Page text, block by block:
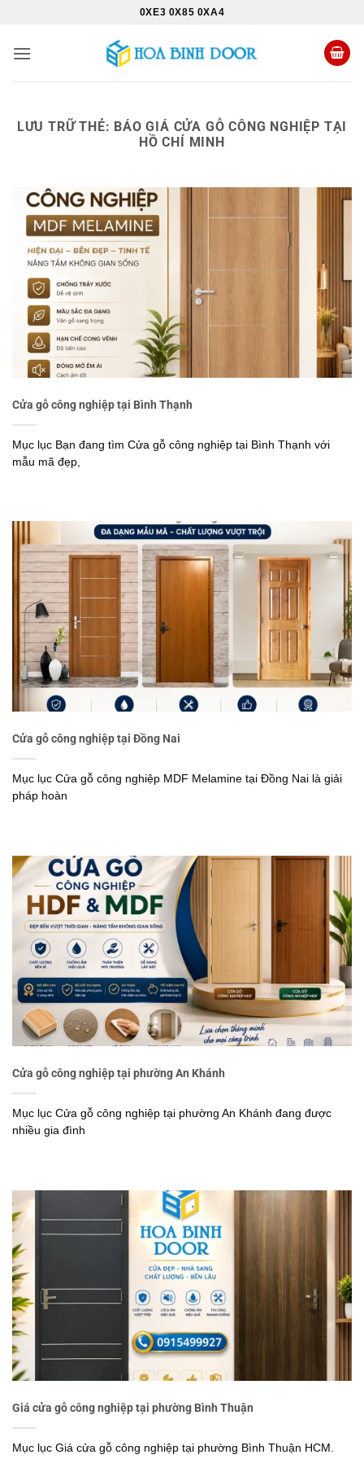
nội
0XE3 0X85 0XA4
LƯU TRỮ THẺ: BÁO GIÁ CỬA GỖ CÔNG NGHIỆP TẠI
HỒ CHÍ MINH
Cửa gỗ công nghiệp tại Bình Thạnh
Mục lục Bạn đang tìm Cửa gỗ công nghiệp tại Bình Thạnh với
mẫu mã đẹp,
Cửa gỗ công nghiệp tại Đồng Nai
Mục lục Cửa gỗ công nghiệp MDF Melamine tại Đồng Nai là giải
pháp hoàn
Cửa gỗ công nghiệp tại phường An Khánh
Mục lục Cửa gỗ công nghiệp tại phường An Khánh đang được
nhiều gia đình
Giá cửa gỗ công nghiệp tại phường Bình Thuận
Mục lục Giá cửa gỗ công nghiệp tại phường Bình Thuận HCM.